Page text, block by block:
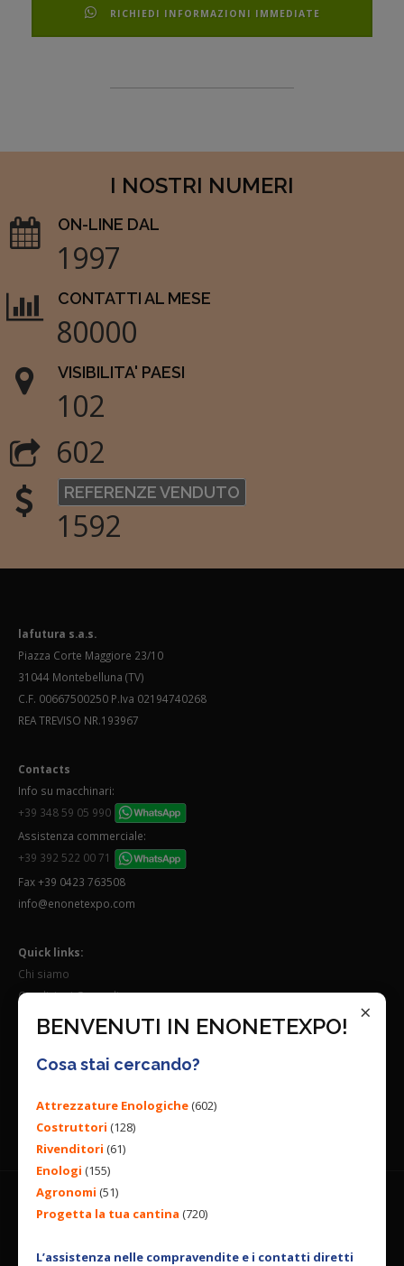
RICHIEDI INFORMAZIONI IMMEDIATE
×
BENVENUTI IN ENONETEXPO!
Cosa stai cercando?
Attrezzature Enologiche(602)
Costruttori (128)
Rivenditori (61)
Enologi (155)
Agronomi (51)
Progetta la tua cantina (720)
L’assistenza nelle compravendite e i contatti diretti
I NOSTRI NUMERI
ON-LINE DAL
1997
CONTATTI AL MESE
80000
VISIBILITA' PAESI
102
602
REFERENZE VENDUTO
1592
lafutura s.a.s.
Piazza Corte Maggiore 23/10
31044 Montebelluna (TV)
C.F. 00667500250 P.Iva 02194740268
REA TREVISO NR.193967
Contacts
Info su macchinari:
+39 348 59 05 990
Assistenza commerciale:
+39 392 522 00 71
Fax +39 0423 763508
info@enonetexpo.com
Quick links:
Chi siamo
Condizioni Generali
Lavora con noi
Seguici su:
© 2026 ENGINEERING BY